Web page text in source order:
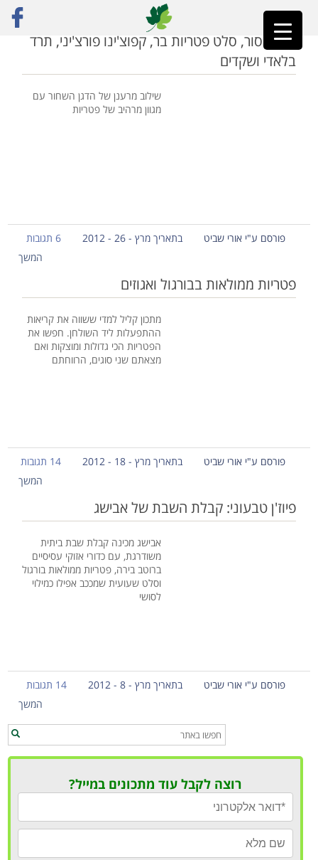
ראשי»שמפיניון
אורז אסור, סלט פטריות בר, קפוצ'ינו פורצ'יני, תרד
בלאדי ושקדים
שילוב מרענן של הדגן השחור עם
מגוון מרהיב של פטריות
פורסם ע"י אורי שביט בתאריך מרץ - 26 - 2012
6 תגובות
המשך
פטריות ממולאות בבורגול ואגוזים
מתכון קליל למדי ששווה את קריאות
ההתפעלות ליד השולחן. חפשו את
הפטריות הכי גדולות ומוצקות ואם
מצאתם שני סוגים, הרווחתם
פורסם ע"י אורי שביט בתאריך מרץ - 18 - 2012
14 תגובות
המשך
פיוז'ן טבעוני: קבלת השבת של אבישג
אבישג מכינה קבלת שבת ביתית
משודרגת, עם כדורי אזוקי עסיסיים
ברוטב בירה, פטריות ממולאות בורגול
וסלט שעועית שמככב אפילו כמילוי
לסושי
פורסם ע"י אורי שביט בתאריך מרץ - 8 - 2012
14 תגובות
המשך
רוצה לקבל עוד מתכונים במייל?